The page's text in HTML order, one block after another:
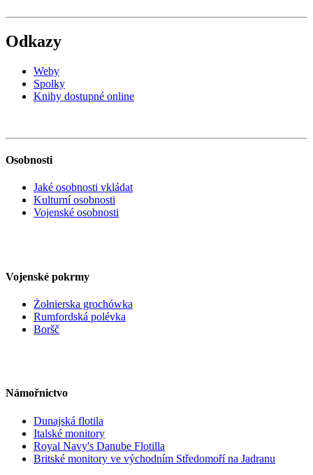
Odkazy
Weby
Spolky
Knihy dostupné online
Osobnosti
Jaké osobnosti vkládat
Kulturní osobnosti
Vojenské osobnosti
Vojenské pokrmy
Żołnierska grochówka
Rumfordská polévka
Boršč
Námořnictvo
Dunajská flotila
Italské monitory
Royal Navy's Danube Flotilla
Britské monitory ve východním Středomoří na Jadranu